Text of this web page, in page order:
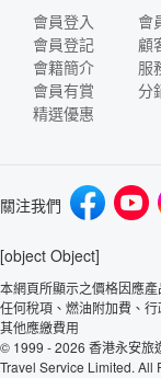
會員登入
會員登記
會籍簡介
會員有賞
精選優惠
會
顧
服
分
關注我們
[object Object]
本網頁所顯示之價格因應
任何稅項、燃油附加費、
其他應繳費用
© 1999 - 2026 香港永安旅
Travel Service Limited. All